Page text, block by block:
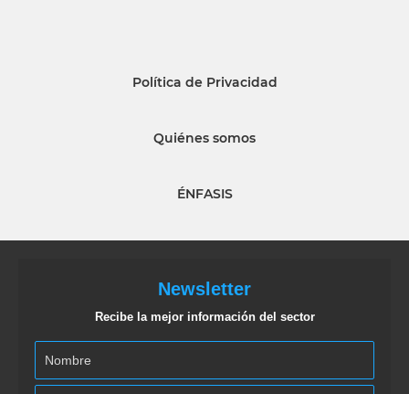
Política de Privacidad
Quiénes somos
ÉNFASIS
Newsletter
Recibe la mejor información del sector